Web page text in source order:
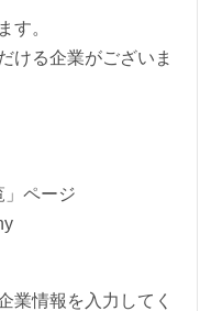
す。
ける企業がございま
」ページ
業情報を入力してく